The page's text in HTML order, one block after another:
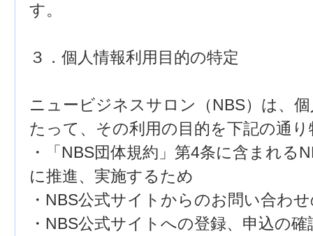
す。
３．個人情報利用目的の特定
ニュービジネスサロン（NBS）は、
たって、その利用の目的を下記の通
・「NBS団体規約」第4条に含まれる
に推進、実施するため
・NBS公式サイトからのお問い合わ
・NBS公式サイトへの登録、申込の